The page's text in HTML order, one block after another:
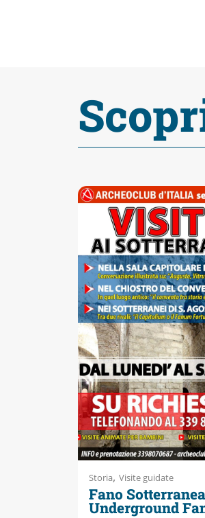
Storia, Visite guidate
Fano
Underground